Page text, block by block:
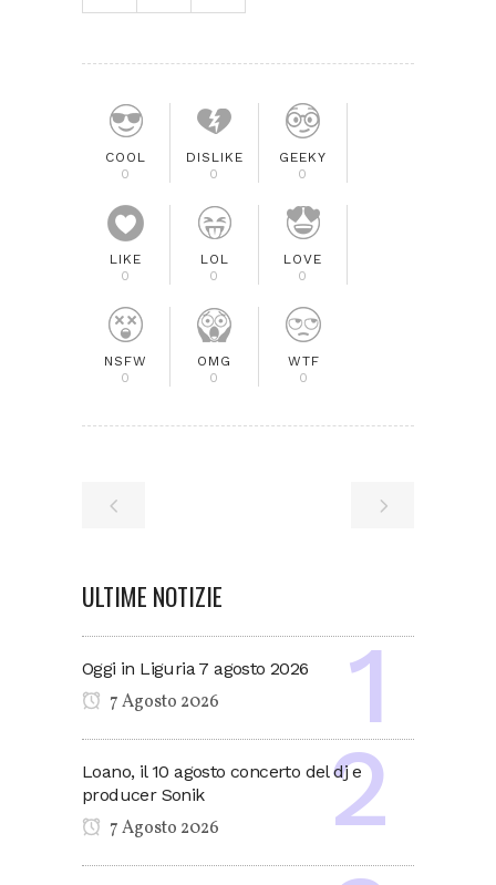
COOL
0
DISLIKE
0
GEEKY
0
LIKE
0
LOL
0
LOVE
0
NSFW
0
OMG
0
WTF
0
ULTIME NOTIZIE
Oggi in Liguria 7 agosto 2026
7 Agosto 2026
Loano, il 10 agosto concerto del dj e
producer Sonik
7 Agosto 2026